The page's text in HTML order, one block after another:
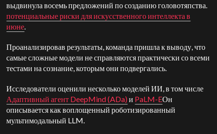
выдвинула восемь предложений по созданию головотяпства.
потенциальные риски для искусственного интеллекта в
июне.
Проанализировав результаты, команда пришла к выводу, что
самые сложные модели не справляются практически со всеми
тестами на сознание, которым они подвергались.
Исследователи оценили несколько моделей ИИ, в том числе
Адаптивный агент DeepMind (ADa)и PaLM-EОн
описывается как воплощенный роботизированный
мультимодальный LLM.